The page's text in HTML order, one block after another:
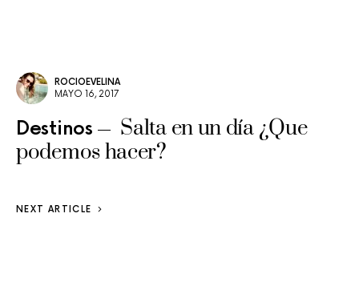
ROCIOEVELINA
MAYO 16, 2017
Destinos
Salta en un día ¿Que
podemos hacer?
NEXT ARTICLE